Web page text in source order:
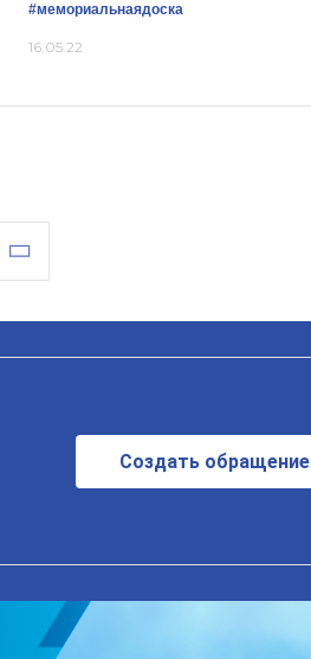
#мемориальнаядоска
16.05.22
Создать обращение